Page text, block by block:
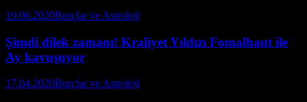
19.06.2020Burçlar ve Astroloji
Şimdi dilek zamanı! Kraliyet Yıldızı Fomalhaut ile
Ay kavuşuyor
17.04.2020Burçlar ve Astroloji